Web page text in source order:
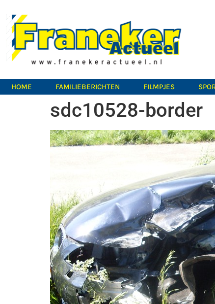
HOME FAMILIEBERICHTEN FILMPJES
sdc10528-border